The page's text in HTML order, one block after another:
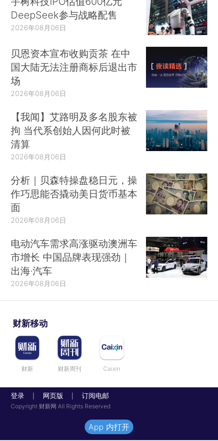
DeepSeek参与战略配售
2026年08月06日
贝恩资本宣布收购贡茶 在中
国大陆无法注册商标后退出市
场
2026年08月06日
【我闻】艾路明及多名股东被
拘 当代系创始人因何此时被
清算
2026年08月06日
分析｜贝森特操盘稳日元，操
作巧思能否撬动美日货币基本
面
2026年08月06日
电动汽车需求高涨驱动澳洲车
市增长 中国品牌表现强劲｜
出海·汽车
2026年08月06日
财新移动
财新 财新周刊 Caixin
登录 网页版 订阅电邮
Copyright 财新网 All Rights Reserved
App 内打开